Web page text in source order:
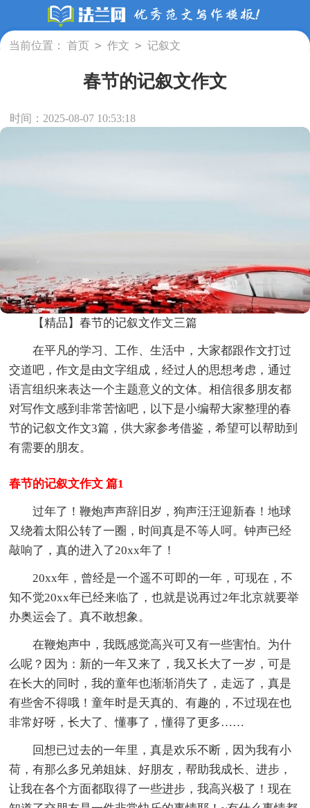
当前位置： 首页 > 作文 > 记叙文
春节的记叙文作文
时间：2025-08-07 10:53:18
【精品】春节的记叙文作文三篇
在平凡的学习、工作、生活中，大家都跟作文打过
交道吧，作文是由文字组成，经过人的思想考虑，通过
语言组织来表达一个主题意义的文体。相信很多朋友都
对写作文感到非常苦恼吧，以下是小编帮大家整理的春
节的记叙文作文3篇，供大家参考借鉴，希望可以帮助到
有需要的朋友。
春节的记叙文作文 篇1
过年了！鞭炮声声辞旧岁，狗声汪汪迎新春！地球
又绕着太阳公转了一圈，时间真是不等人呵。钟声已经
敲响了，真的进入了20xx年了！
20xx年，曾经是一个遥不可即的一年，可现在，不
知不觉20xx年已经来临了，也就是说再过2年北京就要举
办奥运会了。真不敢想象。
在鞭炮声中，我既感觉高兴可又有一些害怕。为什
么呢？因为：新的一年又来了，我又长大了一岁，可是
在长大的同时，我的童年也渐渐消失了，走远了，真是
有些舍不得哦！童年时是天真的、有趣的，不过现在也
非常好呀，长大了、懂事了，懂得了更多……
回想已过去的一年里，真是欢乐不断，因为我有小
荷，有那么多兄弟姐妹、好朋友，帮助我成长、进步，
让我在各个方面都取得了一些进步，我高兴极了！现在